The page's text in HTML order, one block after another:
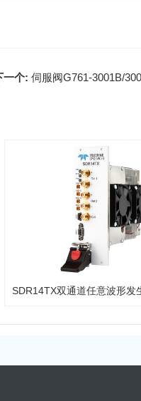
一个: 伺服阀G761-3001B/
SDR14TX双通道任意波形发